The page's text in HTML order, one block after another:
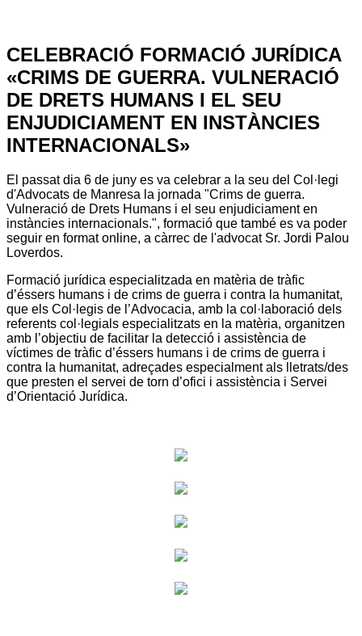
CELEBRACIÓ FORMACIÓ JURÍDICA
«CRIMS DE GUERRA. VULNERACIÓ
DE DRETS HUMANS I EL SEU
ENJUDICIAMENT EN INSTÀNCIES
INTERNACIONALS»
El passat dia 6 de juny es va celebrar a la seu del Col·legi
d'Advocats de Manresa la jornada "Crims de guerra.
Vulneració de Drets Humans i el seu enjudiciament en
instàncies internacionals.", formació que també es va poder
seguir en format online, a càrrec de l'advocat Sr. Jordi Palou
Loverdos.
Formació jurídica especialitzada en matèria de tràfic
d’éssers humans i de crims de guerra i contra la humanitat,
que els Col·legis de l’Advocacia, amb la col·laboració dels
referents col·legials especialitzats en la matèria, organitzen
amb l’objectiu de facilitar la detecció i assistència de
víctimes de tràfic d’éssers humans i de crims de guerra i
contra la humanitat, adreçades especialment als lletrats/des
que presten el servei de torn d’ofici i assistència i Servei
d’Orientació Jurídica.